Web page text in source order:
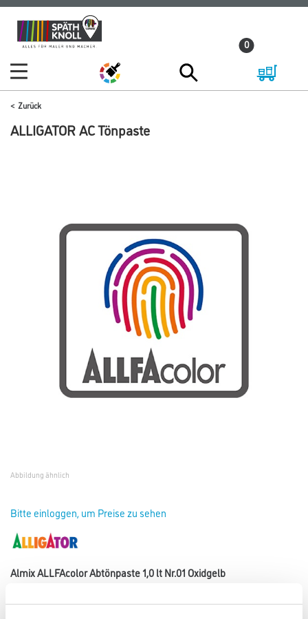
Zum
Inhalt
Zum
Navigationsmenü
0
Zurück
ALLIGATOR AC Tönpaste
Abbildung ähnlich
Bitte einloggen, um Preise zu sehen
Almix ALLFAcolor Abtönpaste 1,0 lt Nr.01 Oxidgelb